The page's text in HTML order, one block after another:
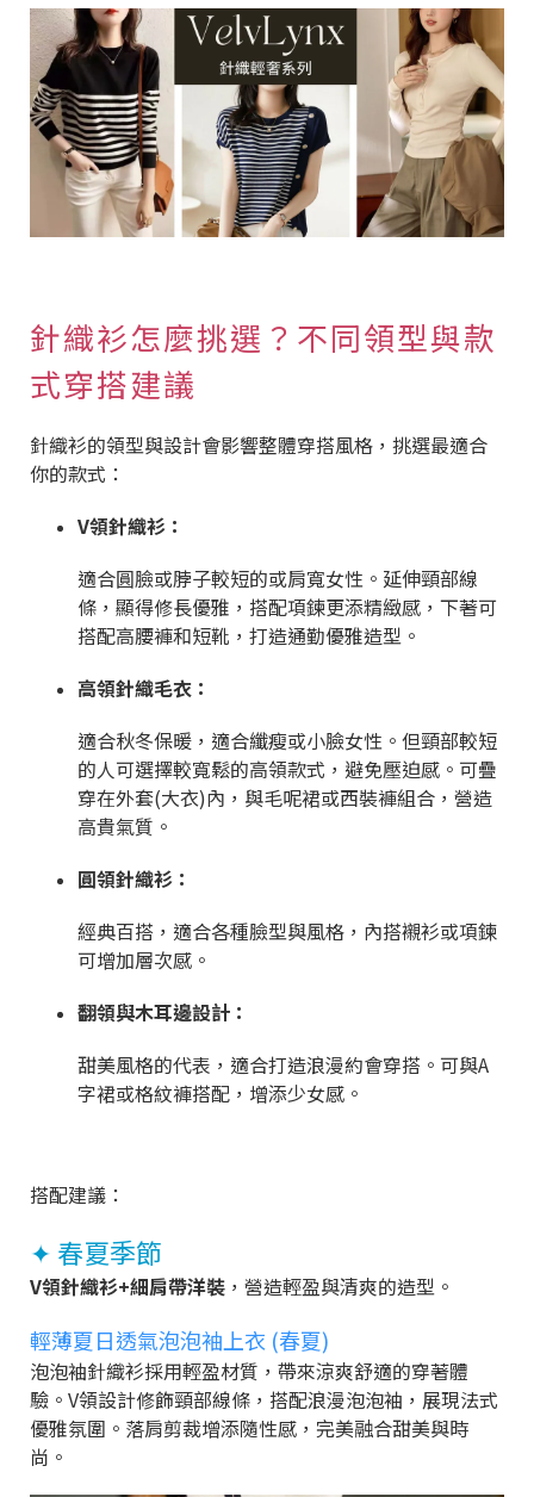
針織衫怎麼挑選？不同領型與款
式穿搭建議
針織衫的領型與設計會影響整體穿搭風格，挑選最適合
你的款式：
V領針織衫：
適合圓臉或脖子較短的或肩寬女性。延伸頸部線
條，顯得修長優雅，搭配項鍊更添精緻感，下著可
搭配高腰褲和短靴，打造通勤優雅造型。
高領針織毛衣：
適合秋冬保暖，適合纖瘦或小臉女性。但頸部較短
的人可選擇較寬鬆的高領款式，避免壓迫感。可疊
穿在外套(大衣)內，與毛呢裙或西裝褲組合，營造
高貴氣質。
圓領針織衫：
經典百搭，適合各種臉型與風格，內搭襯衫或項鍊
可增加層次感。
翻領與木耳邊設計：
甜美風格的代表，適合打造浪漫約會穿搭。可與A
字裙或格紋褲搭配，增添少女感。
搭配建議：
✦ 春夏季節
V領針織衫+細肩帶洋裝 ，營造輕盈與清爽的造型。
輕薄夏日透氣泡泡袖上衣 (春夏)
泡泡袖針織衫採用輕盈材質，帶來涼爽舒適的穿著體
驗。V領設計修飾頸部線條，搭配浪漫泡泡袖，展現法式
優雅氛圍。落肩剪裁增添隨性感，完美融合甜美與時
尚。